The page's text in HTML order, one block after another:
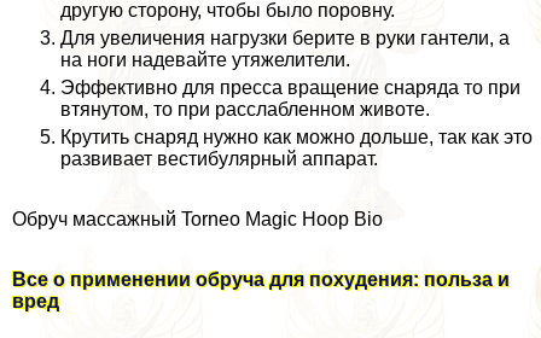
другую сторону, чтобы было поровну.
Для увеличения нагрузки берите в руки гантели, а
на ноги надевайте утяжелители.
Эффективно для пресса вращение снаряда то при
втянутом, то при расслабленном животе.
Крутить снаряд нужно как можно дольше, так как это
развивает вестибулярный аппарат.
Обруч массажный Torneo Magic Hoop Bio
Все о применении обруча для похудения: польза и
вред